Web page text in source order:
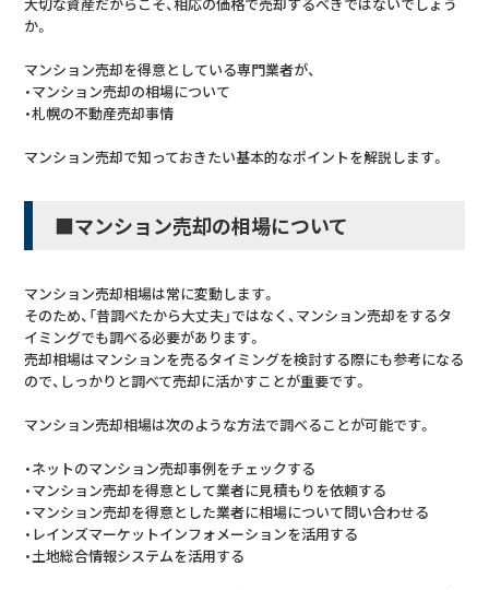
か。
マンション売却を得意としている専門業者が、
・マンション売却の相場について
・札幌の不動産売却事情
マンション売却で知っておきたい基本的なポイントを解説します。
■マンション売却の相場について
マンション売却相場は常に変動します。
そのため、「昔調べたから大丈夫」ではなく、マンション売却をするタ
イミングでも調べる必要があります。
売却相場はマンションを売るタイミングを検討する際にも参考になる
ので、しっかりと調べて売却に活かすことが重要です。
マンション売却相場は次のような方法で調べることが可能です。
・ネットのマンション売却事例をチェックする
・マンション売却を得意として業者に見積もりを依頼する
・マンション売却を得意とした業者に相場について問い合わせる
・レインズマーケットインフォメーションを活用する
・土地総合情報システムを活用する